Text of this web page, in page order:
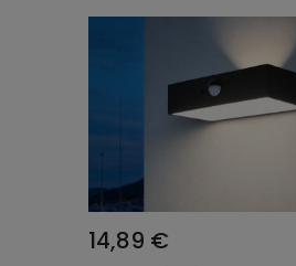
14,89 €